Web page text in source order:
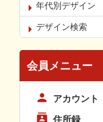
年代別デザイン
デザイン検索
会員メニュー
アカウント
住所録